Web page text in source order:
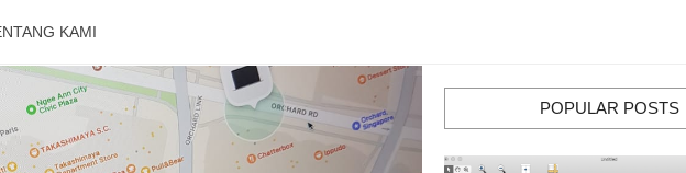
KAMI
POPULAR POSTS